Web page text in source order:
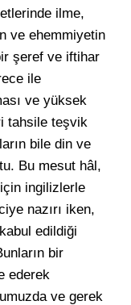
ilme,
ve ehemmiyetin
şeref ve iftihar
ile
ve yüksek
tahsile teşvik
bile din ve
Bu mesut hâl,
ingilizlerle
nazırı iken,
edildiği
bir
ederek
ve gerek